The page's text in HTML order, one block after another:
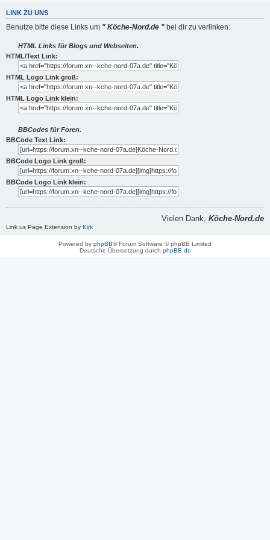
LINK ZU UNS
Benutze bitte diese Links um " Köche-Nord.de " bei dir zu verlinken:
HTML Links für Blogs und Webseiten.
HTML/Text Link:
HTML Logo Link groß:
HTML Logo Link klein:
BBCodes für Foren.
BBCode Text Link:
BBCode Logo Link groß:
BBCode Logo Link klein:
Vielen Dank, Köche-Nord.de
Link us Page Extension by Kirk
Powered by phpBB® Forum Software © phpBB Limited
Deutsche Übersetzung durch phpBB.de